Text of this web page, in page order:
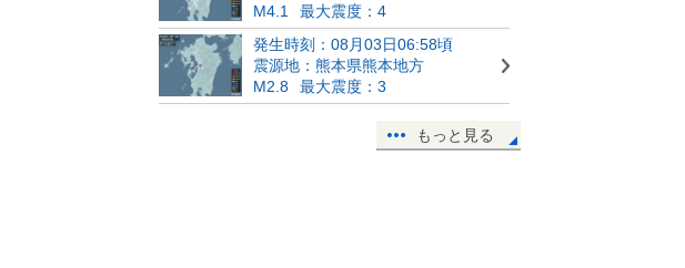
M4.1
最大震度：4
発生時刻：08月03日06:58頃
震源地：熊本県熊本地方
M2.8
最大震度：3
もっと見る